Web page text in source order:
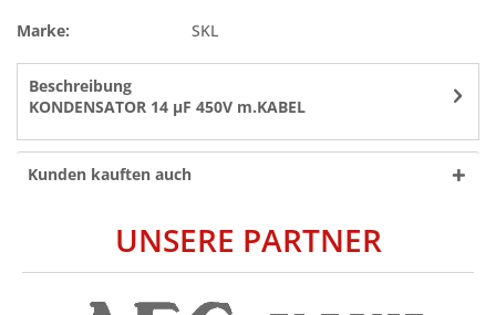
Marke:
SKL
Beschreibung
KONDENSATOR 14 µF 450V m.KABEL
Kunden kauften auch
UNSERE PARTNER